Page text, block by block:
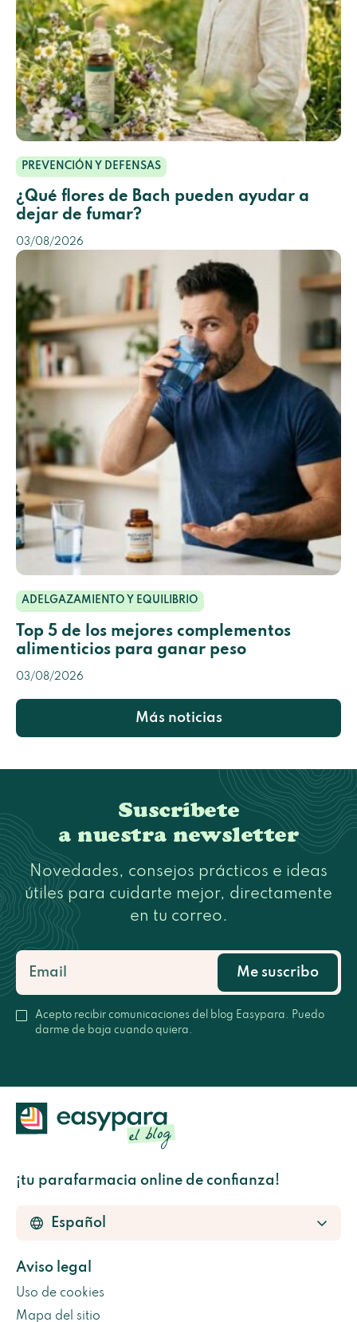
PREVENCIÓN Y DEFENSAS
¿Qué flores de Bach pueden ayudar a
dejar de fumar?
03/08/2026
ADELGAZAMIENTO Y EQUILIBRIO
Top 5 de los mejores complementos
alimenticios para ganar peso
03/08/2026
Más noticias
Suscríbete
a nuestra newsletter
Novedades, consejos prácticos e ideas
útiles para cuidarte mejor, directamente
en tu correo.
Acepto recibir comunicaciones del blog Easypara. Puedo
darme de baja cuando quiera.
Me suscribo
¡tu parafarmacia online de confianza!
Aviso legal
Uso de cookies
Mapa del sitio